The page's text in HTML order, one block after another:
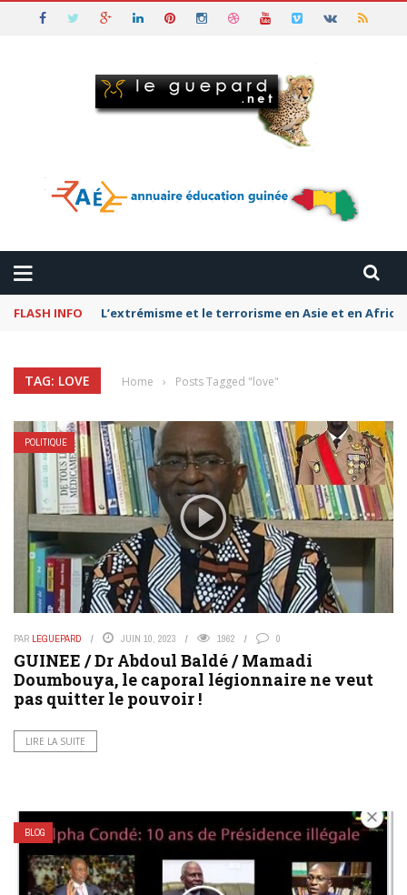
FLASH INFO L’extrémisme et le terrorisme en Asie et en
TAG: LOVE Home › Posts Tagged "love"
POLITIQUE
PAR LEGUEPARD JUIN 10, 2023 1962 0
GUINEE / Dr Abdoul Baldé / Mamadi
Doumbouya, le caporal légionnaire ne veut
pas quitter le pouvoir !
LIRE LA SUITE
BLOG